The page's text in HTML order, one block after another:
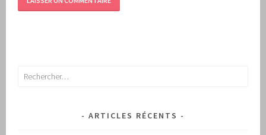
Rechercher :
ARTICLES RÉCENTS